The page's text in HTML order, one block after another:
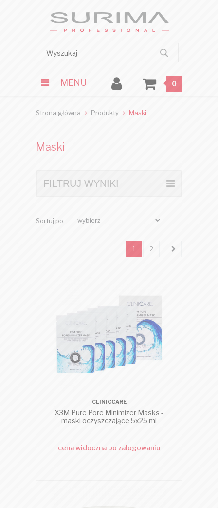
MENU 0
Strona główna Produkty Maski
Maski
FILTRUJ WYNIKI
Sortuj po:
1 2
CLINICCARE
X3M Pure Pore Minimizer Masks -
maski oczyszczające 5x25 ml
cena widoczna po zalogowaniu